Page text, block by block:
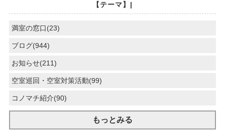
【テーマ】|
満室の窓口(23)
ブログ(944)
お知らせ(211)
空室巡回・空室対策活動(99)
コノマチ紹介(90)
もっとみる